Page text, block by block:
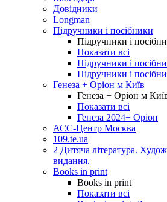
Довідники
Longman
Підручники і посібники
Підручники і
Показати всі
Підручники і
Підручники і
Генеза + Оріон м Київ
Генеза + Оріон м
Показати всі
Генеза 2024+ Оріон
АСС-Центр Москва
109.te.ua
2 Дитяча література.
видання.
Books in print
Books in print
Показати всі